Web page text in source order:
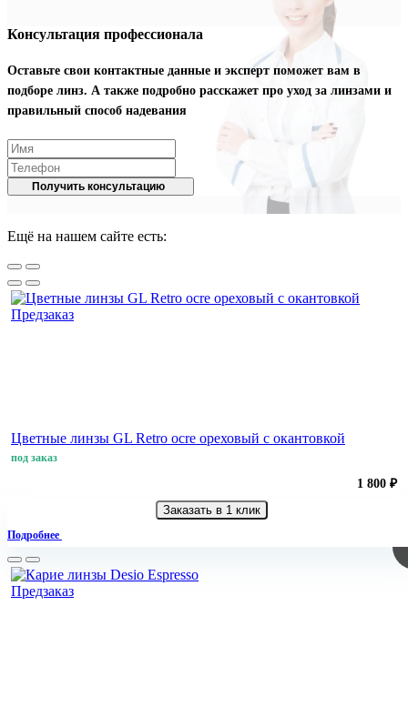
Консультация профессионала
Оставьте свои контактные данные и эксперт поможет вам в
подборе линз. А также подробно расскажет про уход за линзами и
правильный способ надевания
Получить консультацию
Ещё на нашем сайте есть:
Предзаказ
Цветные линзы GL Retro ocre ореховый с окантовкой
под заказ
1 800 ₽
Заказать в 1 клик
Подробнее
Предзаказ